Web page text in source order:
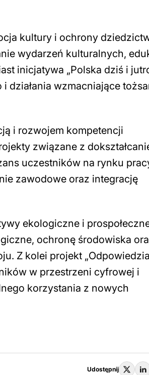
kultury i ochrony
wydarzeń kulturalnych,
inicjatywa „Polska dziś i
działania wzmacniające
i rozwojem kompetencji
związane z
uczestników na rynku
zawodowe oraz integrację
ekologiczne i
ochronę środowiska
Z kolei projekt
w przestrzeni cyfrowej i
korzystania z nowych
Udostępnij